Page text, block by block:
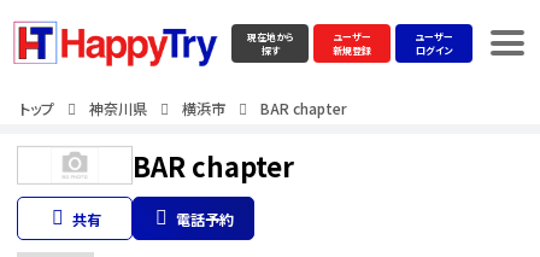
現在地から
探す
ユーザー
新規登録
ユーザー
ログイン
トップ 神奈川県 横浜市 BAR chapter
BAR chapter
共有 電話予約